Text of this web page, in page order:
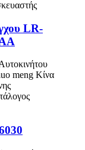
LR-